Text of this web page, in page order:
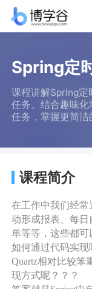
Spring定
课程讲解Spring
任务。结合趣味
任务，掌握更简洁
课程简介
在工作中我们经
动形成报表、每
单等等，这些都可
如何通过代码实现
Quartz相对比较笨
现方式呢？？？